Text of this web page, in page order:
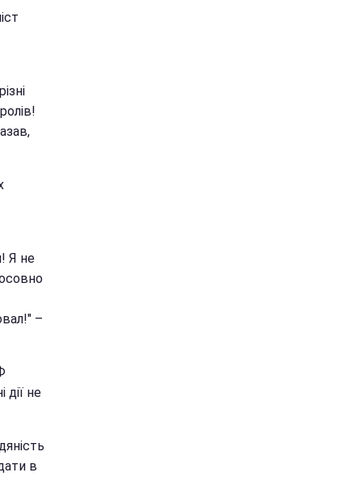
Я не
–
дії не
в